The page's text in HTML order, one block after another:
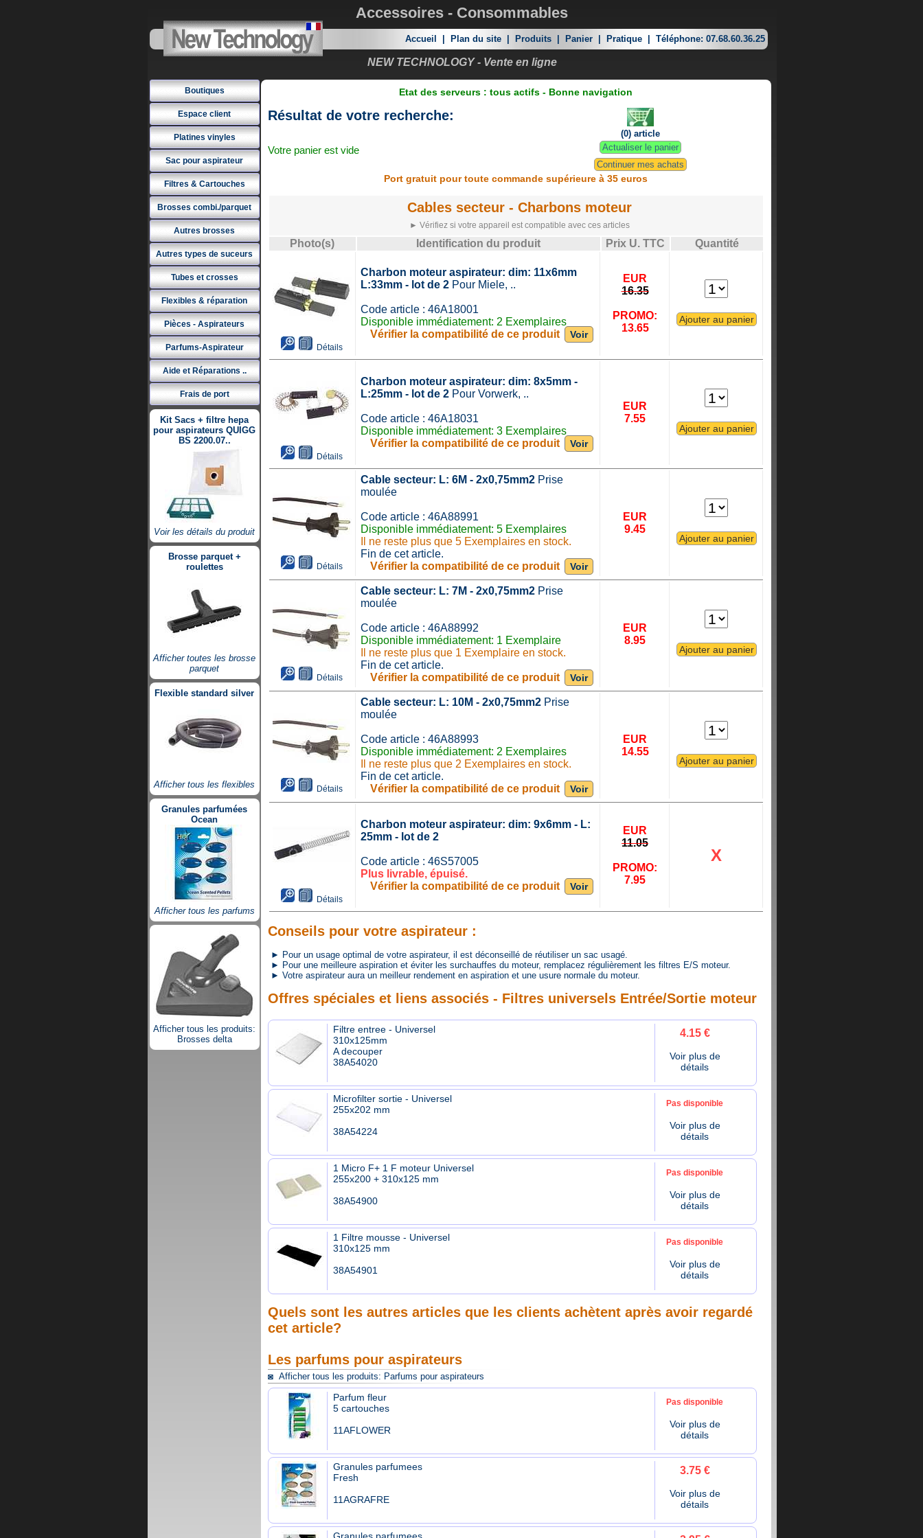
Accessoires - Consommables
Accueil Plan du site Produits Panier Pratique Téléphone: 07.68.60.36.25
NEW TECHNOLOGY - Vente en ligne
Boutiques
Espace client
Platines vinyles
Sac pour aspirateur
Filtres & Cartouches
Brosses combi./parquet
Autres brosses
Autres types de suceurs
Tubes et crosses
Flexibles & réparation
Pièces - Aspirateurs
Parfums-Aspirateur
Aide et Réparations ..
Frais de port
Kit Sacs + filtre hepa
pour aspirateurs QUIGG
BS 2200.07..
Voir les détails du produit
Brosse parquet +
roulettes
Afficher toutes les brosse
parquet
Flexible standard silver
Afficher tous les flexibles
Granules parfumées
Ocean
Afficher tous les parfums
Afficher tous les produits:
Brosses delta
Etat des serveurs : tous actifs - Bonne navigation
Résultat de votre recherche:
Votre panier est vide
(0) article
Actualiser le panier
Continuer mes achats
Port gratuit pour toute commande supérieure à 35 euros
Cables secteur - Charbons moteur
► Vérifiez si votre appareil est compatible avec ces articles
Photo(s) Identification du produit Prix U. TTC Quantité
Détails
Charbon moteur aspirateur: dim: 11x6mm
L:33mm - lot de 2Pour Miele, ..
Code article : 46A18001
Disponible immédiatement: 2 Exemplaires
Vérifier la compatibilité de ce produit
Voir
EUR
16.35
PROMO:
13.65
Détails
Charbon moteur aspirateur: dim: 8x5mm -
L:25mm - lot de 2Pour Vorwerk, ..
Code article : 46A18031
Disponible immédiatement: 3 Exemplaires
Vérifier la compatibilité de ce produit
Voir
EUR
7.55
Détails
Cable secteur: L: 6M - 2x0,75mm2Prise
moulée
Code article : 46A88991
Disponible immédiatement: 5 Exemplaires
Il ne reste plus que 5 Exemplaires en stock.
Fin de cet article.
Vérifier la compatibilité de ce produit
Voir
EUR
9.45
Détails
Cable secteur: L: 7M - 2x0,75mm2Prise
moulée
Code article : 46A88992
Disponible immédiatement: 1 Exemplaire
Il ne reste plus que 1 Exemplaire en stock.
Fin de cet article.
Vérifier la compatibilité de ce produit
Voir
EUR
8.95
Détails
Cable secteur: L: 10M - 2x0,75mm2Prise
moulée
Code article : 46A88993
Disponible immédiatement: 2 Exemplaires
Il ne reste plus que 2 Exemplaires en stock.
Fin de cet article.
Vérifier la compatibilité de ce produit
Voir
EUR
14.55
Détails
Charbon moteur aspirateur: dim: 9x6mm - L:
25mm - lot de 2
Code article : 46S57005
Plus livrable, épuisé.
Vérifier la compatibilité de ce produit
Voir
EUR
11.05
PROMO:
7.95
X
Conseils pour votre aspirateur :
► Pour un usage optimal de votre aspirateur, il est déconseillé de réutiliser un sac usagé.
► Pour une meilleure aspiration et éviter les surchauffes du moteur, remplacez régulièrement les filtres E/S moteur.
► Votre aspirateur aura un meilleur rendement en aspiration et une usure normale du moteur.
Offres spéciales et liens associés - Filtres universels Entrée/Sortie moteur
Filtre entree - Universel
310x125mm
A decouper
38A54020
4.15 €
Voir plus de
détails
Microfilter sortie - Universel
255x202 mm
38A54224
Pas disponible
Voir plus de
détails
1 Micro F+ 1 F moteur Universel
255x200 + 310x125 mm
38A54900
Pas disponible
Voir plus de
détails
1 Filtre mousse - Universel
310x125 mm
38A54901
Pas disponible
Voir plus de
détails
Quels sont les autres articles que les clients achètent après avoir regardé
cet article?
Les parfums pour aspirateurs
◙ Afficher tous les produits: Parfums pour aspirateurs
Parfum fleur
5 cartouches
11AFLOWER
Pas disponible
Voir plus de
détails
Granules parfumees
Fresh
11AGRAFRE
3.75 €
Voir plus de
détails